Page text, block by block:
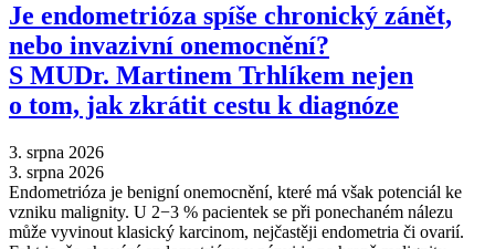
Je endometrióza spíše chronický zánět,
nebo invazivní onemocnění?
S MUDr. Martinem Trhlíkem nejen
o tom, jak zkrátit cestu k diagnóze
3. srpna 2026
3. srpna 2026
Endometrióza je benigní onemocnění, které má však potenciál ke
vzniku malignity. U 2−3 % pacientek se při ponechaném nálezu
může vyvinout klasický karcinom, nejčastěji endometria či ovarií.